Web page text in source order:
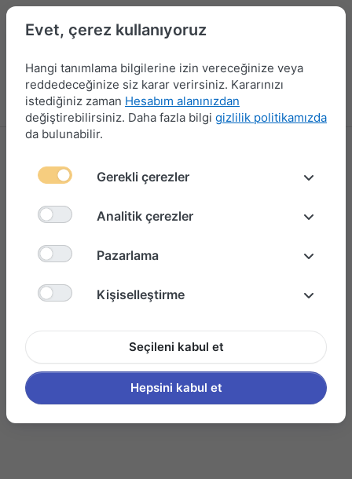
Menü Giriş yap Karşılaştırma Favori Listesi
Evet, çerez kullanıyoruz
Hangi tanımlama bilgilerine izin vereceğinize veya
reddedeceğinize siz karar verirsiniz. Kararınızı
istediğiniz zaman Hesabım alanınızdan
değiştirebilirsiniz. Daha fazla bilgi gizlilik politikamızda
da bulunabilir.
Gerekli çerezler
Analitik çerezler
Pazarlama
Kişiselleştirme
Seçileni kabul et
Hepsini kabul et